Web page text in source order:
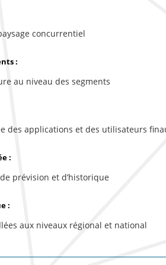
concurrentiel
:
au niveau des segments
des applications et des utilisateurs
:
prévision et d’historique
:
aux niveaux régional et national